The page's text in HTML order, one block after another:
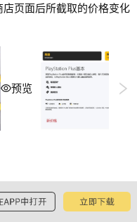
页面后所截取的价格变化
预览